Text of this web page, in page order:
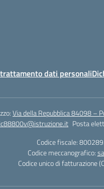
dati personali
Via della Repubblica 84098 –
Posta
Codice fiscale:
Codice meccanografico:
Codice unico di fatturazione